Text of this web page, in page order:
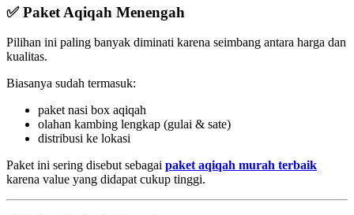
✅ Paket Aqiqah Menengah
Pilihan ini paling banyak diminati karena seimbang antara harga dan
kualitas.
Biasanya sudah termasuk:
paket nasi box aqiqah
olahan kambing lengkap (gulai & sate)
distribusi ke lokasi
Paket ini sering disebut sebagai paket aqiqah murah terbaik
karena value yang didapat cukup tinggi.